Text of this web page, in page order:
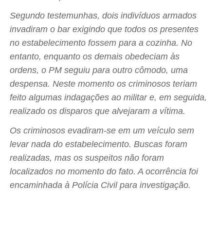
Segundo testemunhas, dois indivíduos armados
invadiram o bar exigindo que todos os presentes
no estabelecimento fossem para a cozinha. No
entanto, enquanto os demais obedeciam às
ordens, o PM seguiu para outro cômodo, uma
despensa. Neste momento os criminosos teriam
feito algumas indagações ao militar e, em seguida,
realizado os disparos que alvejaram a vítima.
Os criminosos evadiram-se em um veículo sem
levar nada do estabelecimento. Buscas foram
realizadas, mas os suspeitos não foram
localizados no momento do fato. A ocorrência foi
encaminhada à Polícia Civil para investigação.